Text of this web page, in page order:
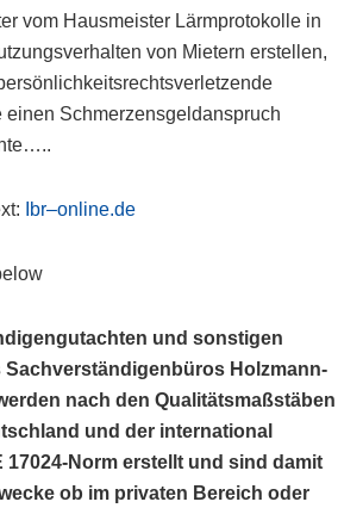
vom Hausmeister Lärmprotokolle in
von Mietern erstellen,
einen Schmerzensgeldanspruch
Ibr–online.de
und sonstigen
Sachverständigenbüros Holzmann-
nach den Qualitätsmaßstäben
und der international
17024-Norm erstellt und sind damit
ob im privaten Bereich oder